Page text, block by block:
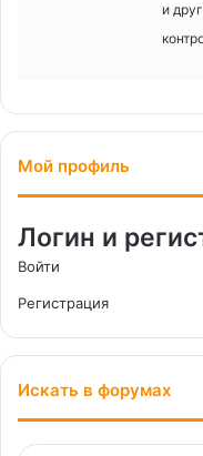
и
Мой профиль
Логин и
Войти
Регистрация
Искать в форумах